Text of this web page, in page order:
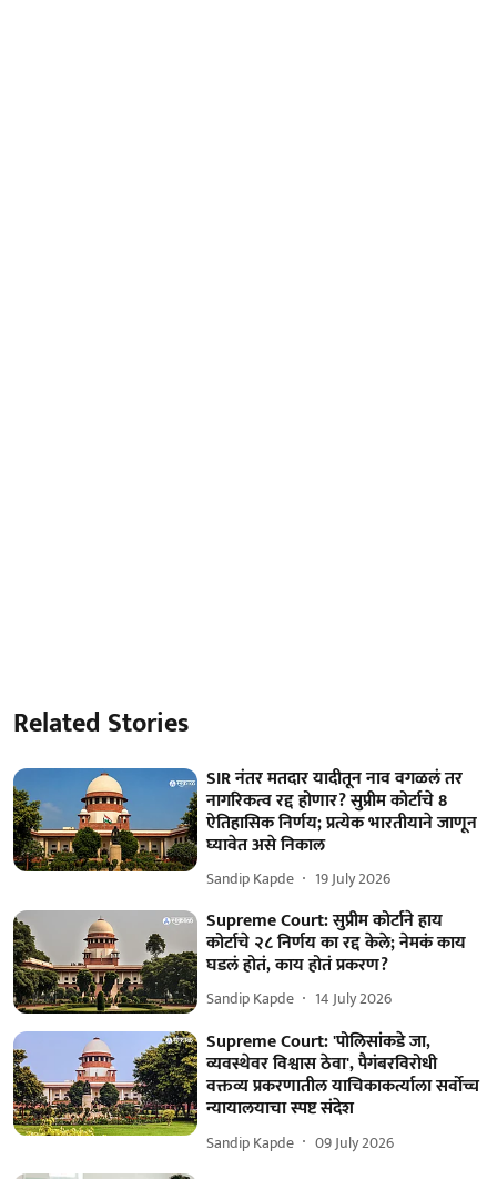
Related Stories
SIR नंतर मतदार यादीतून नाव वगळलं तर
नागरिकत्व रद्द होणार? सुप्रीम कोर्टाचे 8
ऐतिहासिक निर्णय; प्रत्येक भारतीयाने जाणून
घ्यावेत असे निकाल
Sandip Kapde 19 July 2026
Supreme Court: सुप्रीम कोर्टाने हाय
कोर्टाचे २८ निर्णय का रद्द केले; नेमकं काय
घडलं होतं, काय होतं प्रकरण?
Sandip Kapde 14 July 2026
Supreme Court: 'पोलिसांकडे जा,
व्यवस्थेवर विश्वास ठेवा', पैगंबरविरोधी
वक्तव्य प्रकरणातील याचिकाकर्त्याला सर्वोच्च
न्यायालयाचा स्पष्ट संदेश
Sandip Kapde 09 July 2026